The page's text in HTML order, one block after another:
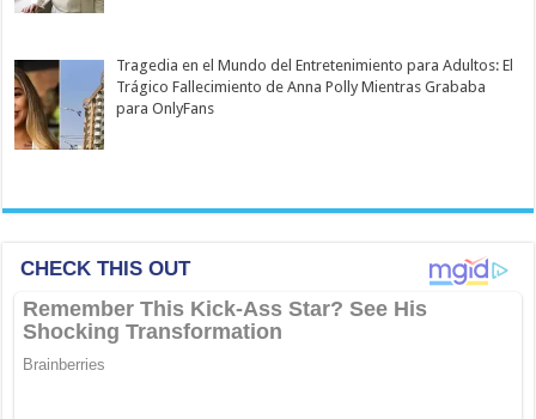
Tragedia en el Mundo del Entretenimiento para Adultos: El
Trágico Fallecimiento de Anna Polly Mientras Grababa
para OnlyFans